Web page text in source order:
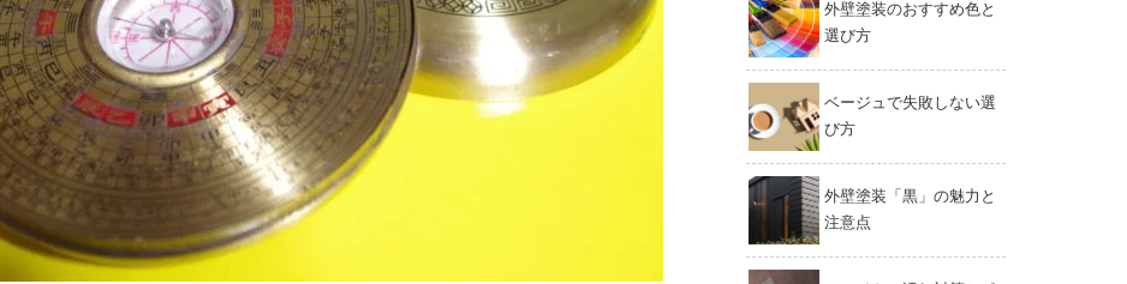
外壁塗装のおすすめ色と
選び方
ベージュで失敗しない選
び方
外壁塗装「黒」の魅力と
注意点